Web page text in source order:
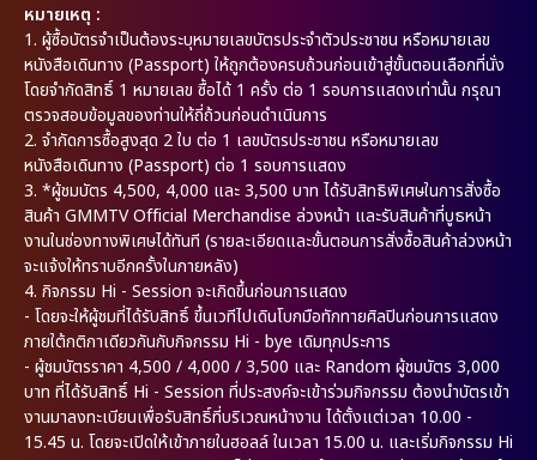
หมายเหตุ :
1. ผู้ซื้อบัตรจำเป็นต้องระบุหมายเลขบัตรประจำตัวประชาชน หรือหมายเลข
หนังสือเดินทาง (Passport) ให้ถูกต้องครบถ้วนก่อนเข้าสู่ขั้นตอนเลือกที่นั่ง
โดยจำกัดสิทธิ์ 1 หมายเลข ซื้อได้ 1 ครั้ง ต่อ 1 รอบการแสดงเท่านั้น กรุณา
ตรวจสอบข้อมูลของท่านให้ถี่ถ้วนก่อนดำเนินการ
2. จำกัดการซื้อสูงสุด 2 ใบ ต่อ 1 เลขบัตรประชาชน หรือหมายเลข
หนังสือเดินทาง (Passport) ต่อ 1 รอบการแสดง
3. *ผู้ชมบัตร 4,500, 4,000 และ 3,500 บาท ได้รับสิทธิพิเศษในการสั่งซื้อ
สินค้า GMMTV Official Merchandise ล่วงหน้า และรับสินค้าที่บูธหน้า
งานในช่องทางพิเศษได้ทันที (รายละเอียดและขั้นตอนการสั่งซื้อสินค้าล่วงหน้า
จะแจ้งให้ทราบอีกครั้งในภายหลัง)
4. กิจกรรม Hi - Session จะเกิดขึ้นก่อนการแสดง
- โดยจะให้ผู้ชมที่ได้รับสิทธิ์ ขึ้นเวทีไปเดินโบกมือทักทายศิลปินก่อนการแสดง
ภายใต้กติกาเดียวกันกับกิจกรรม Hi - bye เดิมทุกประการ
- ผู้ชมบัตรราคา 4,500 / 4,000 / 3,500 และ Random ผู้ชมบัตร 3,000
บาท ที่ได้รับสิทธิ์ Hi - Session ที่ประสงค์จะเข้าร่วมกิจกรรม ต้องนำบัตรเข้า
งานมาลงทะเบียนเพื่อรับสิทธิ์ที่บริเวณหน้างาน ได้ตั้งแต่เวลา 10.00 -
15.45 น. โดยจะเปิดให้เข้าภายในฮอลล์ ในเวลา 15.00 น. และเริ่มกิจกรรม Hi